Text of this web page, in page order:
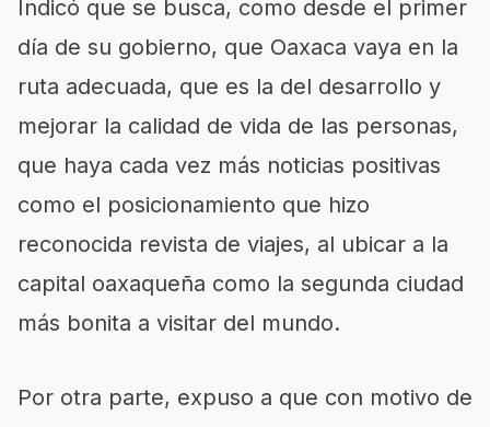
Indicó que se busca, como desde el primer
día de su gobierno, que Oaxaca vaya en la
ruta adecuada, que es la del desarrollo y
mejorar la calidad de vida de las personas,
que haya cada vez más noticias positivas
como el posicionamiento que hizo
reconocida revista de viajes, al ubicar a la
capital oaxaqueña como la segunda ciudad
más bonita a visitar del mundo.
Por otra parte, expuso a que con motivo de